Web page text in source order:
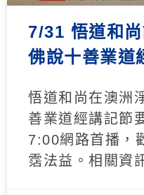
7/31 悟道和尚
佛說十善業道
悟道和尚在澳洲
善業道經講記節
7:00網路首播，
霑法益。相關資